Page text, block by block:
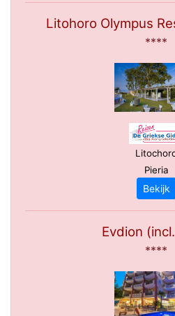
Litohoro Olympus
****
Pieria
Bekijk
Evdion
****